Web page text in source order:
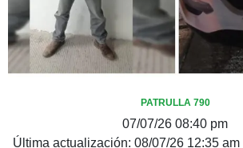
PATRULLA 790
07/07/26 08:40 pm
Última actualización: 08/07/26 12:35 am|